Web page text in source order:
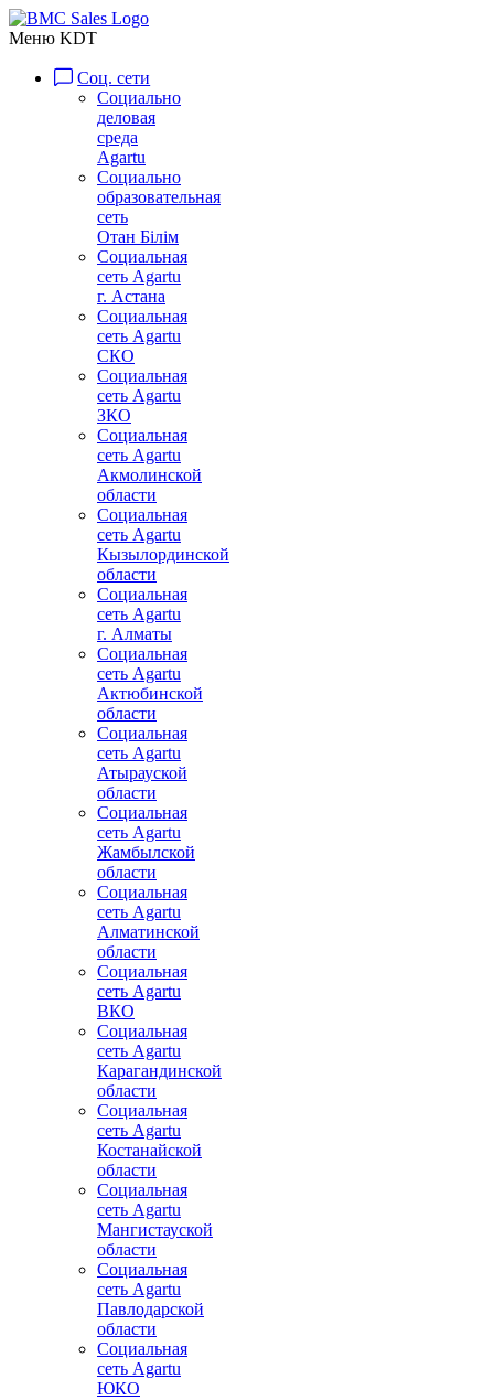
Меню KDT
Соц. сети
Социально
деловая
среда
Agartu
Социально
образовательная
сеть
Отан Бiлiм
Социальная
сеть Agartu
г. Астана
Социальная
сеть Agartu
СКО
Социальная
сеть Agartu
ЗКО
Социальная
сеть Agartu
Акмолинской
области
Социальная
сеть Agartu
Кызылординской
области
Социальная
сеть Agartu
г. Алматы
Социальная
сеть Agartu
Актюбинской
области
Социальная
сеть Agartu
Атырауской
области
Социальная
сеть Agartu
Жамбылской
области
Социальная
сеть Agartu
Алматинской
области
Социальная
сеть Agartu
ВКО
Социальная
сеть Agartu
Карагандинской
области
Социальная
сеть Agartu
Костанайской
области
Социальная
сеть Agartu
Мангистауской
области
Социальная
сеть Agartu
Павлодарской
области
Социальная
сеть Agartu
ЮКО